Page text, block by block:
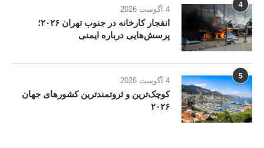
4 4 آگوست 2026
انفجار کارخانه در جنوب تهران ۲۰۲۶؛
پرسش‌هایی درباره ایمنی
5 4 آگوست 2026
کوچک‌ترین و ثروتمندترین کشورهای جهان
۲۰۲۶